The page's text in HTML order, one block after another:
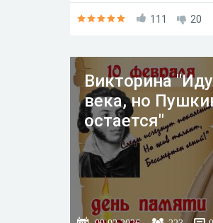
111 20
Викторина
века, но
остается"